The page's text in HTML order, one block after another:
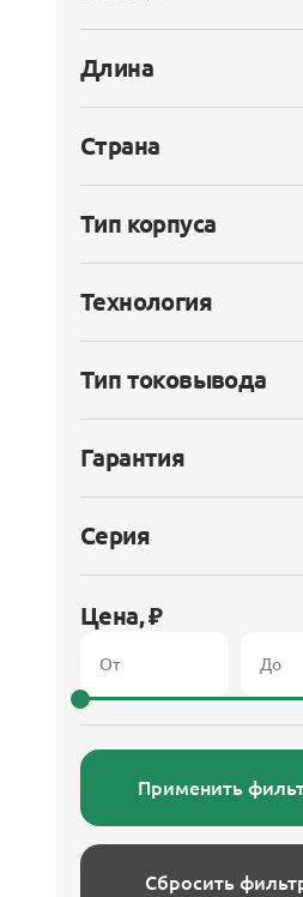
Длина
Страна
Тип корпуса
Технология
Тип токовывода
Гарантия
Серия
Цена, ₽
Применить
Сбросить